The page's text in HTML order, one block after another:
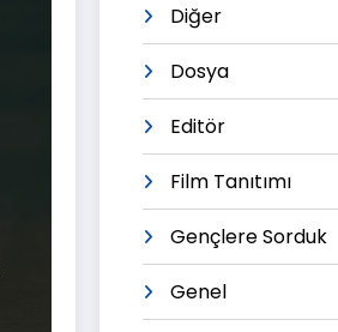
Diğer
Dosya
Editör
Film Tanıtımı
Gençlere Sorduk
Genel